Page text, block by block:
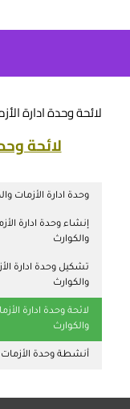
لائحة وحدة ادارة
لائحة
وحدة ادارة الأزمات
إنشاء وحدة ادارة
والكوارث
تشكيل وحدة ادارة
والكوارث
لائحة وحدة ادارة
والكوارث
أنشطة وحدة الأزمات